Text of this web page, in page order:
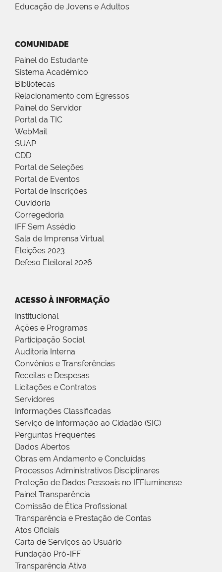
Educação de Jovens e Adultos
COMUNIDADE
Painel do Estudante
Sistema Acadêmico
Bibliotecas
Relacionamento com Egressos
Painel do Servidor
Portal da TIC
WebMail
SUAP
CDD
Portal de Seleções
Portal de Eventos
Portal de Inscrições
Ouvidoria
Corregedoria
IFF Sem Assédio
Sala de Imprensa Virtual
Eleições 2023
Defeso Eleitoral 2026
ACESSO À INFORMAÇÃO
Institucional
Ações e Programas
Participação Social
Auditoria Interna
Convênios e Transferências
Receitas e Despesas
Licitações e Contratos
Servidores
Informações Classificadas
Serviço de Informação ao Cidadão (SIC)
Perguntas Frequentes
Dados Abertos
Obras em Andamento e Concluídas
Processos Administrativos Disciplinares
Proteção de Dados Pessoais no IFFluminense
Painel Transparência
Comissão de Ética Profissional
Transparência e Prestação de Contas
Atos Oficiais
Carta de Serviços ao Usuário
Fundação Pró-IFF
Transparência Ativa